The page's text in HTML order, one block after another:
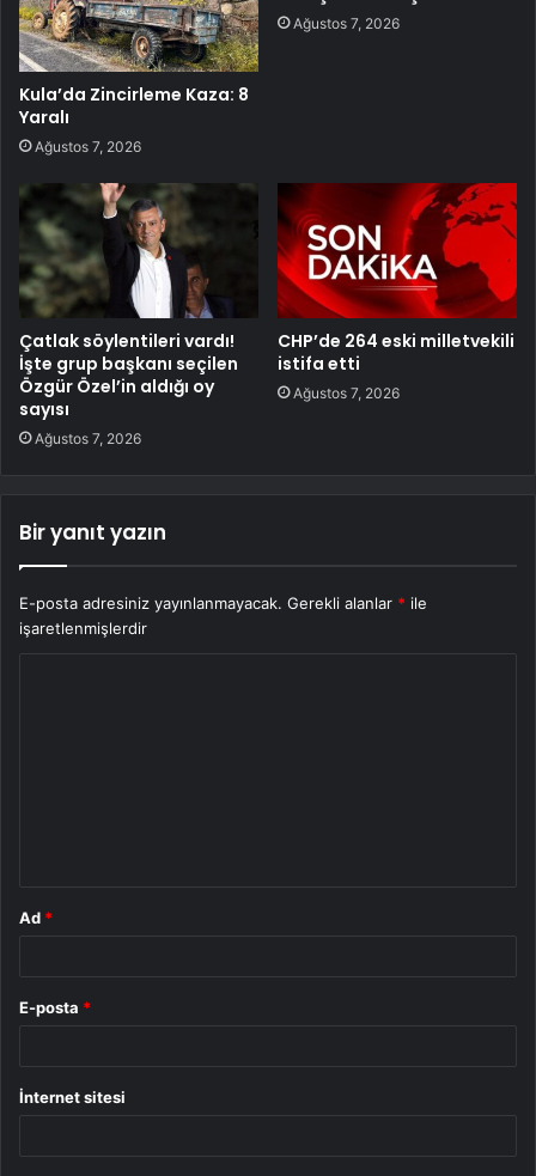
Kula’da Zincirleme Kaza: 8
Yaralı
Ağustos 7, 2026
Ağustos 7, 2026
Çatlak söylentileri vardı!
İşte grup başkanı seçilen
Özgür Özel’in aldığı oy
sayısı
Ağustos 7, 2026
CHP’de 264 eski milletvekili
istifa etti
Ağustos 7, 2026
Bir yanıt yazın
E-posta adresiniz yayınlanmayacak. Gerekli alanlar * ile
işaretlenmişlerdir
Ad *
E-posta *
İnternet sitesi